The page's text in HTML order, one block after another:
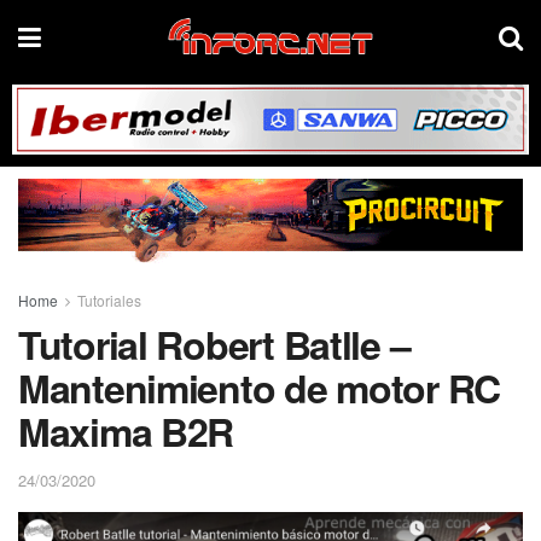
Home Tutoriales
Tutorial Robert Batlle –
Mantenimiento de motor RC
Maxima B2R
24/03/2020